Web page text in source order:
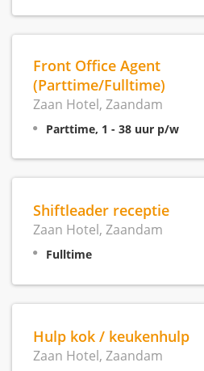
Front Office Agent
(Parttime/Fulltime)
Zaan Hotel, Zaandam
Parttime, 1 - 38 uur p/w
Shiftleader receptie
Zaan Hotel, Zaandam
Fulltime
Hulp kok / keukenhulp
Zaan Hotel, Zaandam